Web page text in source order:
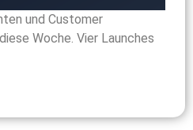
und Customer
Woche. Vier Launches